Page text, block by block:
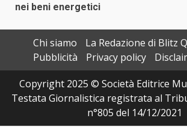
nei beni energetici
Chi siamo
La Redazione di Blitz
Pubblicità
Privacy policy
Copyright 2025 © Società Editrice
Testata Giornalistica registrata al
n°805 del 14/12/2021